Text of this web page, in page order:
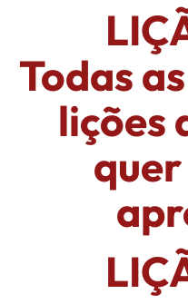
Todas
lições
quer